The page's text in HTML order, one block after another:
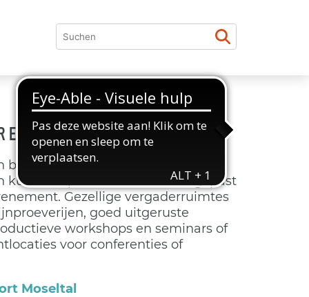
ELK EVENEMENT
beide resorts bieden een veelheid
kunnen optimaal worden aangepast
Gezellige vergaderruimtes
goed uitgeruste
workshops en seminars of
voor conferenties of
Moseltal